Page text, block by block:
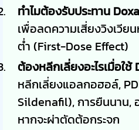
ทำไมต้องรับประทาน
เพื่อลดความเสี่ยงวิงเวี
ต่ำ (First-Dose Effect)
ต้องหลีกเลี่ยงอะไรเมื่อใ
หลีกเลี่ยงแอลกอฮอล์,
Sildenafil), การยืนนาน,
หากจะผ่าตัดต้อกระจก